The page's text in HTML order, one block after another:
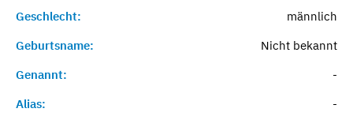
Geschlecht:
männlich
Geburtsname:
Nicht bekannt
Genannt:
-
Alias:
-